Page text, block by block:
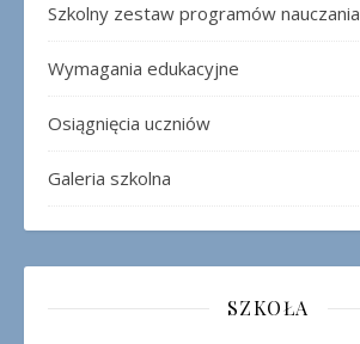
Szkolny zestaw programów nauczania
Wymagania edukacyjne
Osiągnięcia uczniów
Galeria szkolna
SZKOŁA